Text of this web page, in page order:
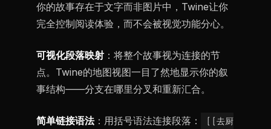
你的故事存在于文字而非图片中，Twine让你
完全控制阅读体验，而不会被视觉功能分心。
可视化段落映射 ：将整个故事视为连接的节
点。Twine的地图视图一目了然地显示你的叙
事结构——分支在哪里分叉和重新汇合。
简单链接语法：用括号语法连接段落：
[[去厨